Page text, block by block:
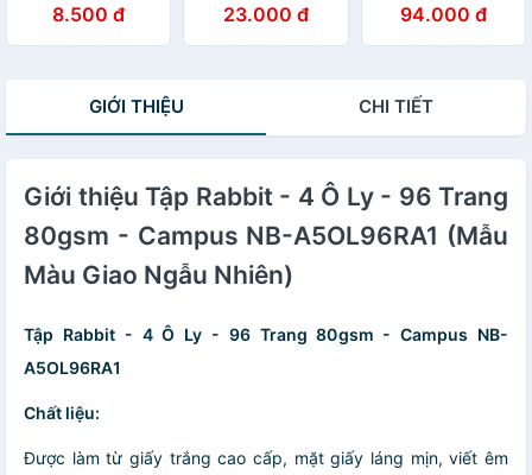
8.500 đ
Sakura 200
Trang Khổ A5/B5
23.000 đ
khổ A5 - Campus
94.000 đ
GIỚI THIỆU CHI TIẾT
Giới thiệu Tập Rabbit - 4 Ô Ly - 96 Trang
80gsm - Campus NB-A5OL96RA1 (Mẫu
Màu Giao Ngẫu Nhiên)
Tập Rabbit - 4 Ô Ly - 96 Trang 80gsm - Campus NB-
A5OL96RA1
Chất liệu:
Được làm từ giấy trắng cao cấp, mặt giấy láng mịn, viết êm